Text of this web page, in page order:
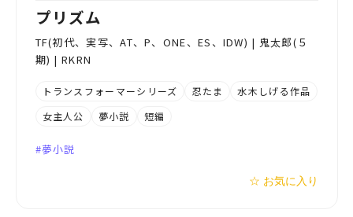
プリズム
TF(初代、実写、AT、P、ONE、ES、IDW) | 鬼太郎(５
期) | RKRN
トランスフォーマーシリーズ 忍たま
水木しげる作品
女主人公
夢小説 短編
夢小説
☆ お気に入り